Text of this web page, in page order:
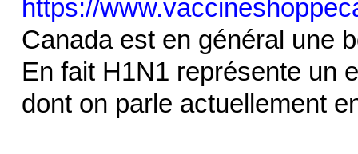
https://
Canada est en général une
En fait H1N1 représente un
dont on parle actuellement